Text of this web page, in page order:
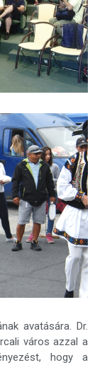
avatására. Dr.
város azzal a
hogy a